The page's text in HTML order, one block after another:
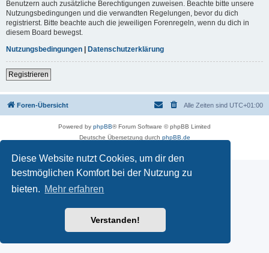
Diese Website nutzt Cookies, um dir den
bestmöglichen Komfort bei der Nutzung zu
bieten. Mehr erfahren
Verstanden!
Benutzern auch zusätzliche Berechtigungen zuweisen. Beachte bitte unsere
Nutzungsbedingungen und die verwandten Regelungen, bevor du dich
registrierst. Bitte beachte auch die jeweiligen Forenregeln, wenn du dich in
diesem Board bewegst.
Nutzungsbedingungen | Datenschutzerklärung
Registrieren
Foren-Übersicht Alle Zeiten sind UTC+01:00
Powered by phpBB® Forum Software © phpBB Limited
Deutsche Übersetzung durch phpBB.de